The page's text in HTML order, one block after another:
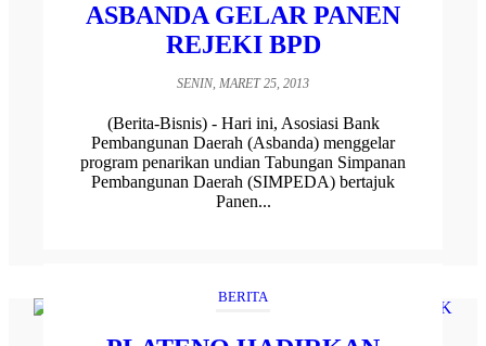
ASBANDA GELAR PANEN
REJEKI BPD
SENIN, MARET 25, 2013
(Berita-Bisnis) - Hari ini, Asosiasi Bank
Pembangunan Daerah (Asbanda) menggelar
program penarikan undian Tabungan Simpanan
Pembangunan Daerah (SIMPEDA) bertajuk
Panen...
BERITA